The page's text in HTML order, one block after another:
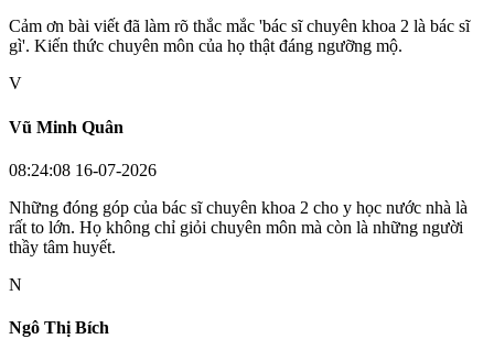
Cảm ơn bài viết đã làm rõ thắc mắc 'bác sĩ chuyên khoa 2 là bác sĩ
gì'. Kiến thức chuyên môn của họ thật đáng ngưỡng mộ.
V
Vũ Minh Quân
08:24:08 16-07-2026
Những đóng góp của bác sĩ chuyên khoa 2 cho y học nước nhà là
rất to lớn. Họ không chỉ giỏi chuyên môn mà còn là những người
thầy tâm huyết.
N
Ngô Thị Bích